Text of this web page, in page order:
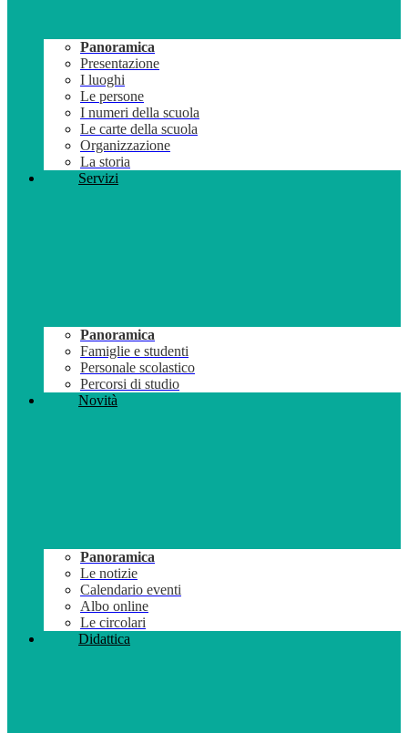
Panoramica
Presentazione
I luoghi
Le persone
I numeri della scuola
Le carte della scuola
Organizzazione
La storia
Servizi
Panoramica
Famiglie e studenti
Personale scolastico
Percorsi di studio
Novità
Panoramica
Le notizie
Calendario eventi
Albo online
Le circolari
Didattica